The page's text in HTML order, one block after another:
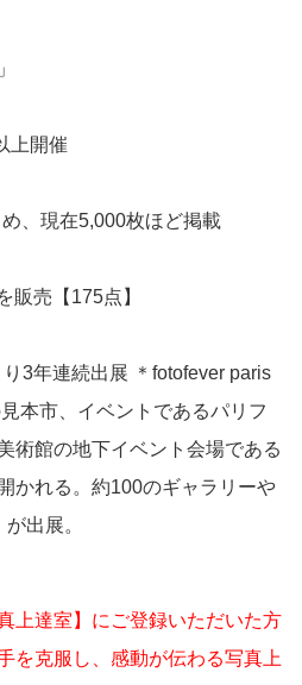
上開催
、現在5,000枚ほど掲載
販売【175点】
3年連続出展 ＊fotofever paris
本市、イベントであるパリフ
術館の地下イベント会場である
かれる。約100のギャラリーや
出展。
上達室】にご登録いただいた方
を克服し、感動が伝わる写真上